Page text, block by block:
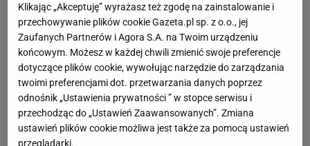
Tak Lang komentuje głośny konflikt z
Niewiadomą. "Zadzwoniłem do niej"
SUBSKRYPCJA
Nocna sensacja w meczu Sabalenki! Nie będzie
wielkiego hitu w Toronto
Second home nad morzem zyskuje na
Klikając „Akceptuję” wyrażasz też zgodę na zainstalowanie i
przechowywanie plików cookie Gazeta.pl sp. z o.o., jej
Zaufanych Partnerów i Agora S.A. na Twoim urządzeniu
końcowym. Możesz w każdej chwili zmienić swoje preferencje
dotyczące plików cookie, wywołując narzędzie do zarządzania
twoimi preferencjami dot. przetwarzania danych poprzez
odnośnik „Ustawienia prywatności ” w stopce serwisu i
przechodząc do „Ustawień Zaawansowanych”. Zmiana
ustawień plików cookie możliwa jest także za pomocą ustawień
przeglądarki.